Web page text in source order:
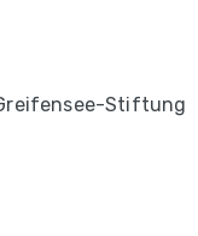
Stiftung